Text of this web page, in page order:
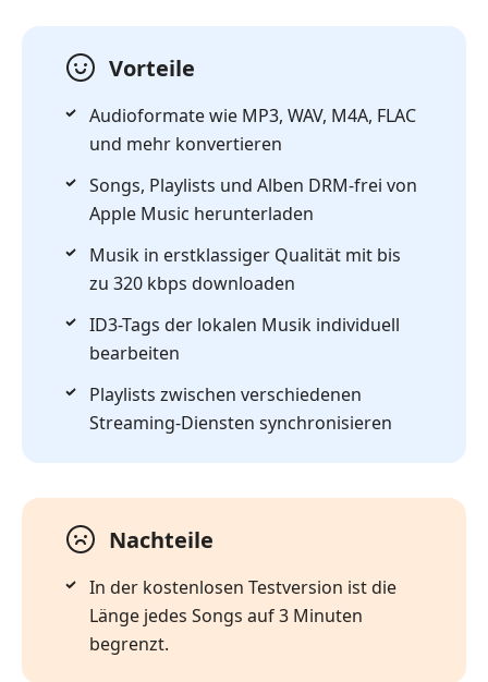
Vorteile
Audioformate wie MP3, WAV, M4A, FLAC
und mehr konvertieren
Songs, Playlists und Alben DRM-frei von
Apple Music herunterladen
Musik in erstklassiger Qualität mit bis
zu 320 kbps downloaden
ID3-Tags der lokalen Musik individuell
bearbeiten
Playlists zwischen verschiedenen
Streaming-Diensten synchronisieren
Nachteile
In der kostenlosen Testversion ist die
Länge jedes Songs auf 3 Minuten
begrenzt.